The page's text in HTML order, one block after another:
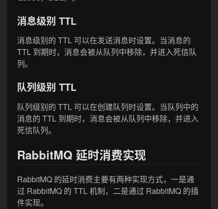
消息级别 TTL
消息级别的 TTL 可以在发送消息时设置。当消息的
TTL 到期时，消息会被从队列中移除，并进入死信队
列。
队列级别 TTL
队列级别的 TTL 可以在创建队列时设置。当队列中的
消息的 TTL 到期时，消息会被从队列中移除，并进入
死信队列。
RabbitMQ 延时消费实现
RabbitMQ 的延时消费主要有两种实现方式，一是通
过 RabbitMQ 的 TTL 机制，二是通过 RabbitMQ 的插
件实现。